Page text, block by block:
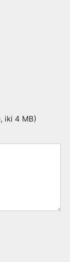
iki 4 MB)